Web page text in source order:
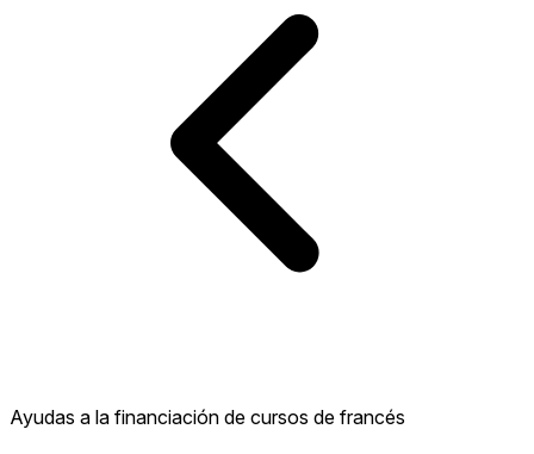
Ayudas a la financiación de cursos de francés